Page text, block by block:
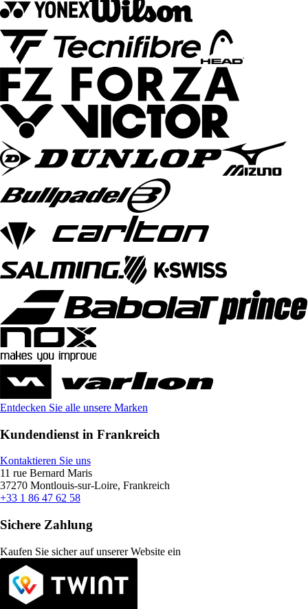
Entdecken Sie alle unsere Marken
Kundendienst in Frankreich
Kontaktieren Sie uns
11 rue Bernard Maris
37270 Montlouis-sur-Loire, Frankreich
+33 1 86 47 62 58
Sichere Zahlung
Kaufen Sie sicher auf unserer Website ein